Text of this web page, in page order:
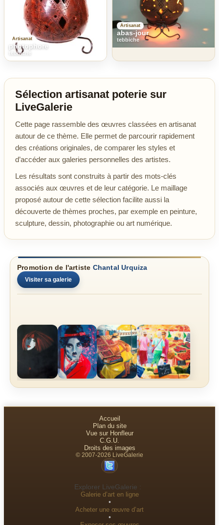
Artisanat
photophore
tebbiche
Artisanat
abas-jour
tebbiche
Sélection artisanat poterie sur
LiveGalerie
Cette page rassemble des œuvres classées en artisanat
autour de ce thème. Elle permet de parcourir rapidement
des créations originales, de comparer les styles et
d’accéder aux galeries personnelles des artistes.
Les résultats sont construits à partir des mots-clés
associés aux œuvres et de leur catégorie. Le maillage
proposé autour de cette sélection facilite aussi la
découverte de thèmes proches, par exemple en peinture,
sculpture, dessin, photographie ou art numérique.
Promotion de l'artiste Chantal Urquiza
Visiter sa galerie
Accueil
Plan du site
Vue sur Honfleur
C.G.U.
Droits des images
© 2007-2026 LiveGalerie
Explorer LiveGalerie :
Galerie d’art en ligne
•
Acheter une œuvre d’art
•